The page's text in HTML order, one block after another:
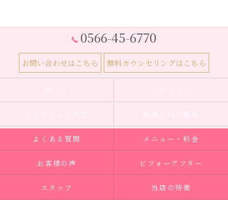
0566-45-6770
お問い合わせはこちら 無料カウンセリングはこちら
よくある質問 メニュー・料金
お客様の声 ビフォーアフター
スタッフ 当店の特徴